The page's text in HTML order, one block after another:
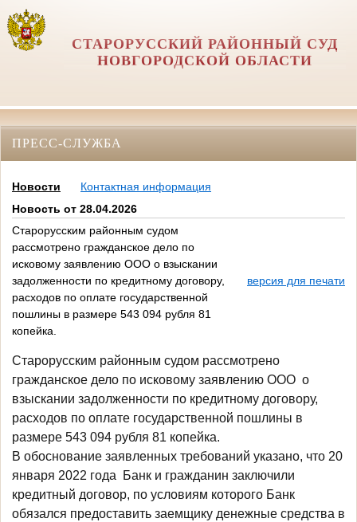
СТАРОРУССКИЙ РАЙОННЫЙ СУД
НОВГОРОДСКОЙ ОБЛАСТИ
ПРЕСС-СЛУЖБА
Новости
Контактная информация
Новость от 28.04.2026
Старорусским районным судом
рассмотрено гражданское дело по
исковому заявлению ООО о взыскании
задолженности по кредитному договору,
расходов по оплате государственной
пошлины в размере 543 094 рубля 81
копейка.
версия для печати
Старорусским районным судом рассмотрено
гражданское дело по исковому заявлению ООО о
взыскании задолженности по кредитному договору,
расходов по оплате государственной пошлины в
размере 543 094 рубля 81 копейка.
В обоснование заявленных требований указано, что 20
января 2022 года Банк и гражданин заключили
кредитный договор, по условиям которого Банк
обязался предоставить заемщику денежные средства в